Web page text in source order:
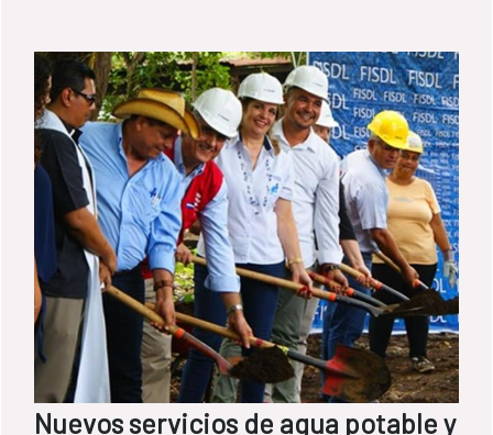
Nuevos servicios de agua potable y